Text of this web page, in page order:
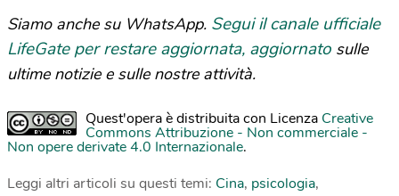
Siamo anche su WhatsApp. Segui il canale ufficiale
LifeGate per restare aggiornata, aggiornato sulle
ultime notizie e sulle nostre attività.
Quest'opera è distribuita con Licenza Creative
Commons Attribuzione - Non commerciale -
Non opere derivate 4.0 Internazionale.
Leggi altri articoli su questi temi: Cina, psicologia,